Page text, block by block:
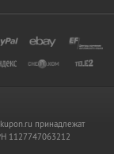
принадлежат
1127747063212